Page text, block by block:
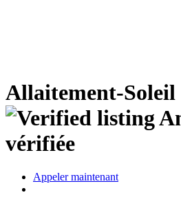
Allaitement-Soleil
vérifiée
Appeler maintenant